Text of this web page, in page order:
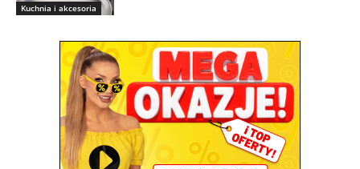
Kuchnia i akcesoria